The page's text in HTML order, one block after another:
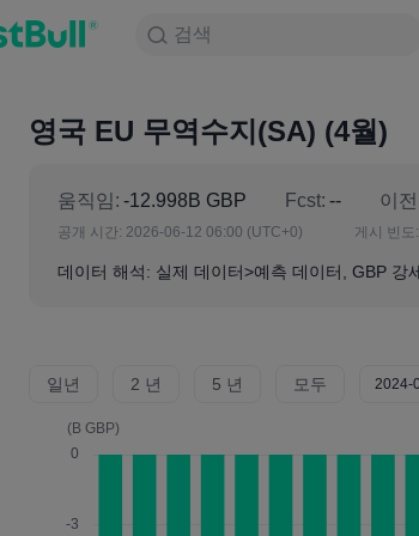
검색
검색
영국 EU 무역수지(SA) (4월)
움직임: -12.998B GBP Fcst: -- 이
공개 시간: 2026-06-12 06:00 (UTC+0) 게시 빈도:
데이터 해석: 실제 데이터>예측 데이터, GBP 강
일년 2 년 5 년 모두